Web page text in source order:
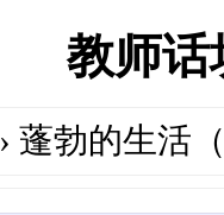
教师话
› 蓬勃的生活